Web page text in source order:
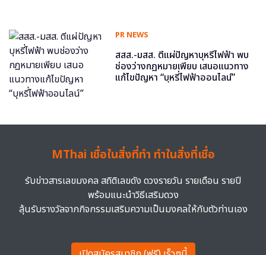
PR NEWS
สสส.-มสส. ตีแผ่ปัญหาบุหรี่ไฟฟ้า พบ
ช่องว่างกฎหมายเพียบ เสนอแนวทาง
แก้ไขปัญหา “บุหรี่ไฟฟ้าออนไลน์”
MThai เชื่อในสิ่งที่ทำ ทำในสิ่งที่เชื่อ
รับข่าวสารเลขมงคล สถิติเลขดัง ดวงรายวัน รายเดือน รายปี
พร้อมแนะนำวิธีเสริมดวง
ลุ้นรับรางวัลจากกิจกรรมเสริมความเป็นมงคลให้กับตัวท่านเอง